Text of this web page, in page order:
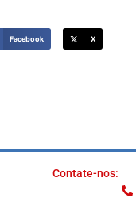
Facebook X
Contate-nos: